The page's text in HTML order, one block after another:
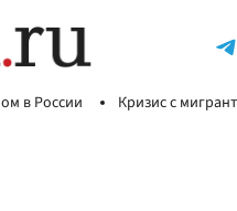
в России Кризис с